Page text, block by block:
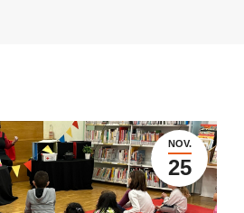
NOV.
25